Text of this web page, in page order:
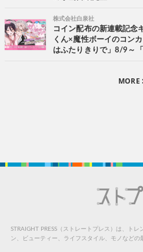
株式会社白泉社
コイン配布の新連載記念
くん×魔性ボーイのコン
はふたりきりで」8/9～
MORE
STRAIGHT PRESS（ストレートプレス）は、トレ
ン、ビューティー、ライフスタイル、モノなどの